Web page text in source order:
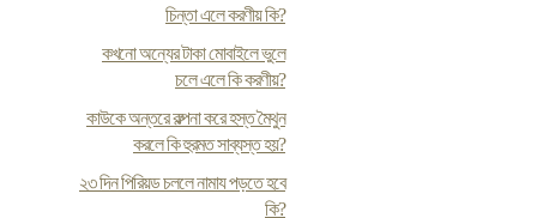
চিন্তা এলে করণীয় কি?
কখনো অন্যের টাকা মোবাইলে ভুলে
চলে এলে কি করণীয়?
কাউকে অন্তরে কল্পনা করে হস্ত মৈথুন
করলে কি হুরমত সাব্যস্ত হয়?
২৩ দিন পিরিয়ড চললে নামায পড়তে হবে
কি?